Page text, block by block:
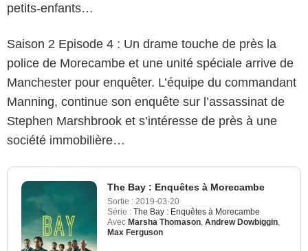
petits-enfants…
Saison 2 Episode 4 : Un drame touche de près la
police de Morecambe et une unité spéciale arrive de
Manchester pour enquêter. L’équipe du commandant
Manning, continue son enquête sur l’assassinat de
Stephen Marshbrook et s’intéresse de près à une
société immobilière…
The Bay : Enquêtes à Morecambe
Sortie : 2019-03-20
Série : The Bay : Enquêtes à Morecambe
Avec Marsha Thomason Andrew Dowbiggin
Max Ferguson